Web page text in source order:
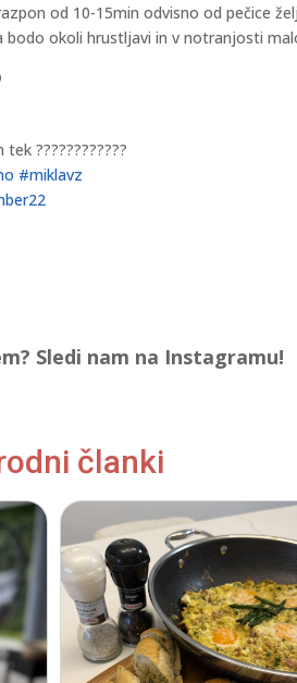
od 10-15min odvisno od pečice
okoli hrustljavi in v notranjosti
????????‍????
#miklavz
Sledi nam na Instagramu!
članki